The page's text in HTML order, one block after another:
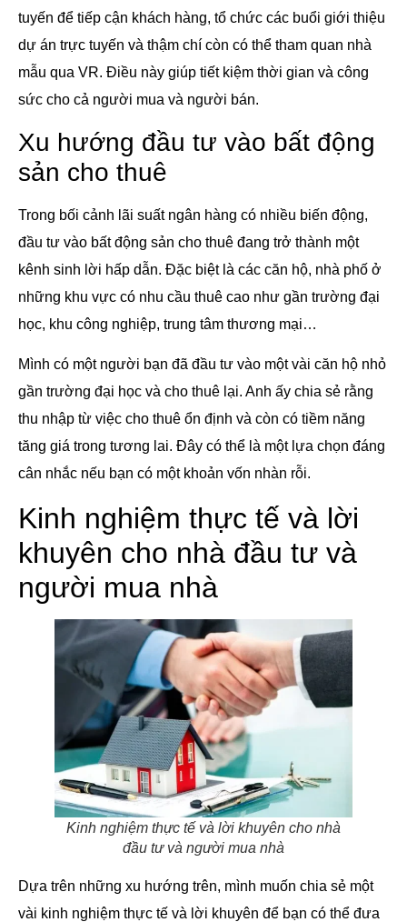
tuyến để tiếp cận khách hàng, tổ chức các buổi giới thiệu
dự án trực tuyến và thậm chí còn có thể tham quan nhà
mẫu qua VR. Điều này giúp tiết kiệm thời gian và công
sức cho cả người mua và người bán.
Xu hướng đầu tư vào bất động
sản cho thuê
Trong bối cảnh lãi suất ngân hàng có nhiều biến động,
đầu tư vào bất động sản cho thuê đang trở thành một
kênh sinh lời hấp dẫn. Đặc biệt là các căn hộ, nhà phố ở
những khu vực có nhu cầu thuê cao như gần trường đại
học, khu công nghiệp, trung tâm thương mại…
Mình có một người bạn đã đầu tư vào một vài căn hộ nhỏ
gần trường đại học và cho thuê lại. Anh ấy chia sẻ rằng
thu nhập từ việc cho thuê ổn định và còn có tiềm năng
tăng giá trong tương lai. Đây có thể là một lựa chọn đáng
cân nhắc nếu bạn có một khoản vốn nhàn rỗi.
Kinh nghiệm thực tế và lời
khuyên cho nhà đầu tư và
người mua nhà
Kinh nghiệm thực tế và lời khuyên cho nhà
đầu tư và người mua nhà
Dựa trên những xu hướng trên, mình muốn chia sẻ một
vài kinh nghiệm thực tế và lời khuyên để bạn có thể đưa